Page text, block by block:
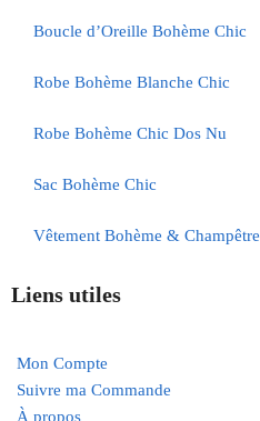
Boucle d’Oreille Bohème Chic
Robe Bohème Blanche Chic
Robe Bohème Chic Dos Nu
Sac Bohème Chic
Vêtement Bohème & Champêtre
Liens utiles
Mon Compte
Suivre ma Commande
À propos